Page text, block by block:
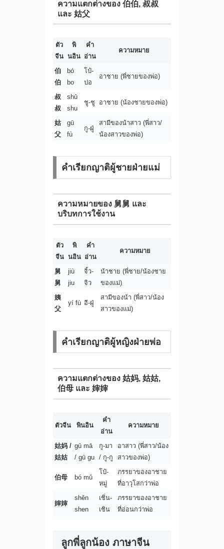
ความแตกต่างของ 伯伯, 叔叔
และ 姑父
ตัว
จีน
พิ
นอิน
คำ
อ่าน
ความหมาย
伯
伯
bó
bo
โป๋-
ปอ
อาชาย (พี่ชายของพ่อ)
叔
叔
shū
shu
ชู-ชู อาชาย (น้องชายของพ่อ)
姑
父
gū
fù
กู-ฝู่
สามีของน้าสาว (พี่สาว/
น้องสาวของพ่อ)
คำเรียกญาติผู้ชายฝ่ายแม่
ความหมายของ 舅舅 และ
บริบทการใช้งาน
ตัว
จีน
พิ
นอิน
คำ
อ่าน
ความหมาย
舅
舅
jiù
jiu
จิ้ว-
จิว
น้าชาย (พี่ชาย/น้องชาย
ของแม่)
姨
父
yí fù อี-ฝู่
สามีของน้า (พี่สาว/น้อง
สาวของแม่)
คำเรียกญาติผู้หญิงฝ่ายพ่อ
ความแตกต่างของ 姑妈, 姑姑,
伯母 และ 婶婶
ตัวจีน พินอิน
คำ
อ่าน
ความหมาย
姑妈 /
姑姑
gū mā
/ gū gu
กู-มา
/ กู-กู
อาสาว (พี่สาว/น้อง
สาวของพ่อ)
伯母 bó mǔ
โป๋-
หมู่
ภรรยาของอาชาย
ที่อาวุโสกว่าพ่อ
婶婶
shěn
shen
เชิ่น-
เชิน
ภรรยาของอาชาย
ที่อ่อนกว่าพ่อ
ลูกพี่ลูกน้อง ภาษาจีน